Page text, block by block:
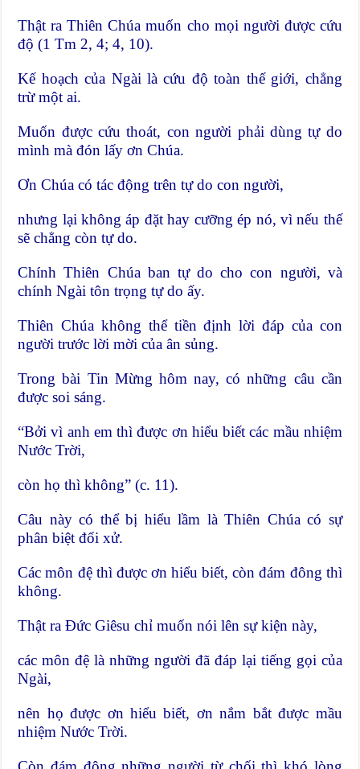
Thật ra Thiên Chúa muốn cho mọi người được cứu
độ (1 Tm 2, 4; 4, 10).
Kế hoạch của Ngài là cứu độ toàn thế giới, chẳng
trừ một ai.
Muốn được cứu thoát, con người phải dùng tự do
mình mà đón lấy ơn Chúa.
Ơn Chúa có tác động trên tự do con người,
nhưng lại không áp đặt hay cưỡng ép nó, vì nếu thế
sẽ chẳng còn tự do.
Chính Thiên Chúa ban tự do cho con người, và
chính Ngài tôn trọng tự do ấy.
Thiên Chúa không thể tiền định lời đáp của con
người trước lời mời của ân sủng.
Trong bài Tin Mừng hôm nay, có những câu cần
được soi sáng.
“Bởi vì anh em thì được ơn hiểu biết các mầu nhiệm
Nước Trời,
còn họ thì không” (c. 11).
Câu này có thể bị hiểu lầm là Thiên Chúa có sự
phân biệt đối xử.
Các môn đệ thì được ơn hiểu biết, còn đám đông thì
không.
Thật ra Đức Giêsu chỉ muốn nói lên sự kiện này,
các môn đệ là những người đã đáp lại tiếng gọi của
Ngài,
nên họ được ơn hiểu biết, ơn nắm bắt được mầu
nhiệm Nước Trời.